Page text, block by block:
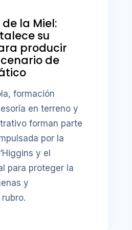
la Miel:
su
producir
de
formación
en terreno y
forman parte
por la
y el
para proteger la
y